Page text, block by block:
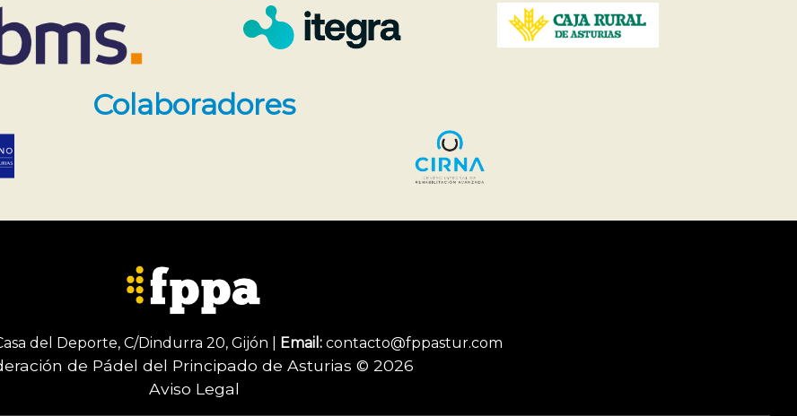
Colaboradores
del Deporte, C/Dindurra 20, Gijón | Email: contacto@fppastur.com
de Pádel del Principado de Asturias © 2026
Aviso Legal